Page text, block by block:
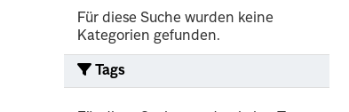
Für diese Suche wurden keine
Kategorien gefunden.
Tags